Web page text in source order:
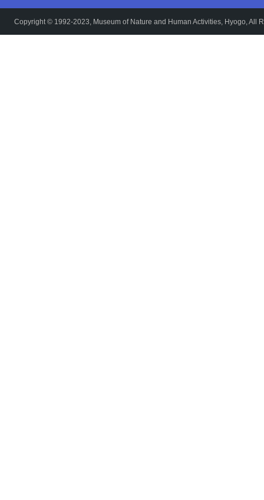
Copyright © 1992-2023, Museum of Nature and Human Activities, Hyogo, All